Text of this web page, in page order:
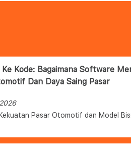
Kode: Bagaimana Software
Dan Daya Saing Pasar
Pasar Otomotif dan Model